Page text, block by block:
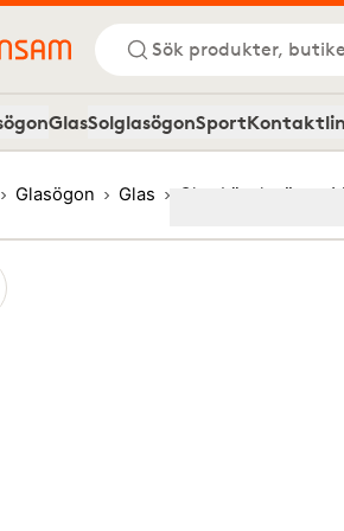
Sök produkter,
GlasSolglasögonSport
Glasögon Glas Glas Läsglasögon